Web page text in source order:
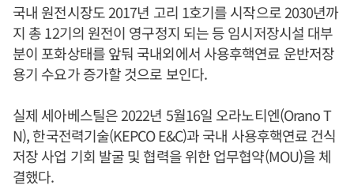
국내 원전시장도 2017년 고리 1호기를 시작으로 2030년까
지 총 12기의 원전이 영구정지 되는 등 임시저장시설 대부
분이 포화상태를 앞둬 국내외에서 사용후핵연료 운반저장
용기 수요가 증가할 것으로 보인다.
실제 세아베스틸은 2022년 5월16일 오라노티엔(Orano T
N), 한국전력기술(KEPCO E&C)과 국내 사용후핵연료 건식
저장 사업 기회 발굴 및 협력을 위한 업무협약(MOU)을 체
결했다.